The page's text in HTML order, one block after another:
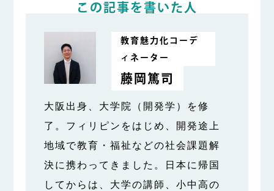
この記事を書いた人
教育魅力化コーデ
ィネーター
藤岡篤司
大阪出身、大学院（開発学）を修
了。フィリピンをはじめ、開発途上
地域で教育・福祉などの社会課題解
決に携わってきました。日本に帰国
してからは、大学の講師、小中高の